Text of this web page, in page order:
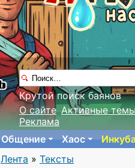
Крутой поиск баянов
О сайте Активные
Реклама
Общение Хаос
Лента » Тексты